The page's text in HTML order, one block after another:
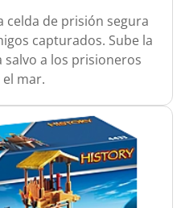
celda de prisión segura
capturados. Sube la
a los prisioneros
mar.